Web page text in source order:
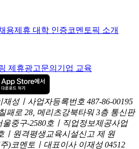
용제휴 대학 인증코멘토픽 소개
제휴광고문의 기업 교육
성ㅣ사업자등록번호 487-86-00195
패로 28, 메리츠강북타워 3층 통신판
울중구-2580호ㅣ직업정보제공사업
ㅣ원격평생교육시설신고 제 원
)코멘토ㅣ대표이사 이재성 04512